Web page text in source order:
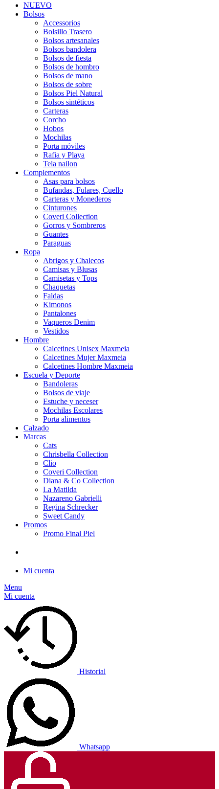
NUEVO
Bolsos
Accessorios
Bolsillo Trasero
Bolsos artesanales
Bolsos bandolera
Bolsos de fiesta
Bolsos de hombro
Bolsos de mano
Bolsos de sobre
Bolsos Piel Natural
Bolsos sintéticos
Carteras
Corcho
Hobos
Mochilas
Porta móviles
Rafia y Playa
Tela nailon
Complementos
Asas para bolsos
Bufandas, Fulares, Cuello
Carteras y Monederos
Cinturones
Coveri Collection
Gorros y Sombreros
Guantes
Paraguas
Ropa
Abrigos y Chalecos
Camisas y Blusas
Camisetas y Tops
Chaquetas
Faldas
Kimonos
Pantalones
Vaqueros Denim
Vestidos
Hombre
Calcetines Unisex Maxmeia
Calcetines Mujer Maxmeia
Calcetines Hombre Maxmeia
Escuela y Deporte
Bandoleras
Bolsos de viaje
Estuche y neceser
Mochilas Escolares
Porta alimentos
Calzado
Marcas
Cats
Chrisbella Collection
Clio
Coveri Collection
Diana & Co Collection
La Matilda
Nazareno Gabrielli
Regina Schrecker
Sweet Candy
Promos
Promo Final Piel
Mi cuenta
Menu
Mi cuenta
Historial
Whatsapp